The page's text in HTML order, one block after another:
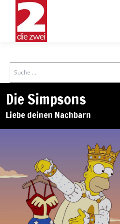
Search
Die Simpsons
Liebe deinen Nachbarn